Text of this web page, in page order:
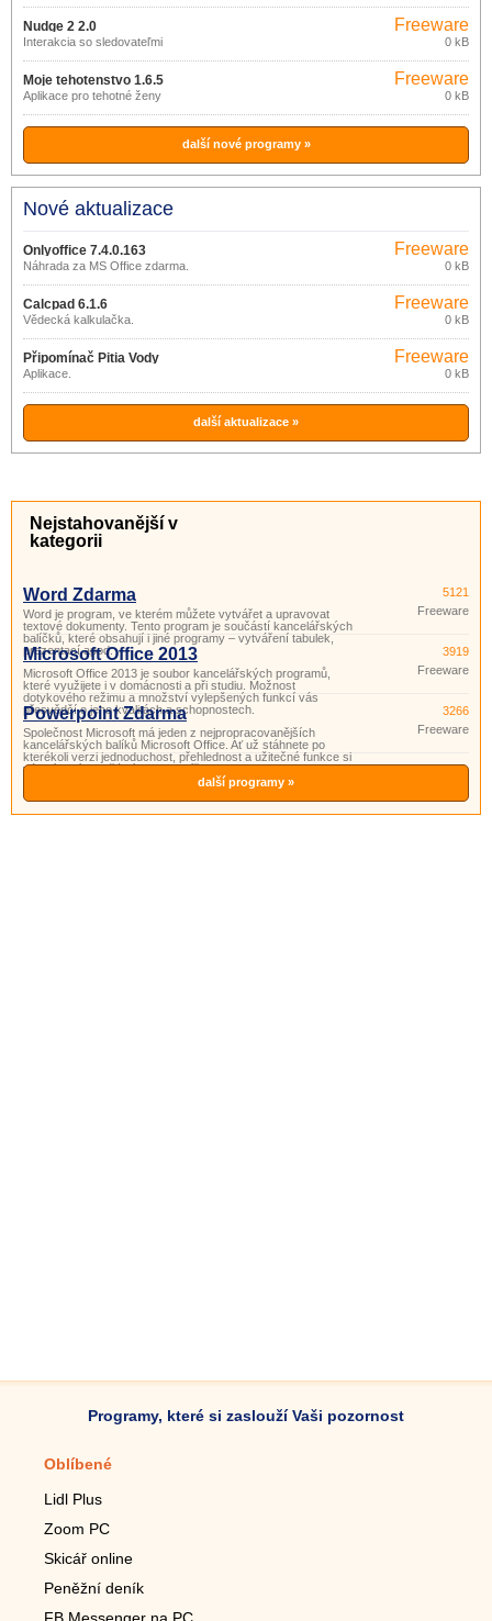
Nudge 2 2.0
Interakcia so sledovateľmi
Freeware
0 kB
Moje tehotenstvo 1.6.5
Aplikace pro tehotné ženy
Freeware
0 kB
další nové programy »
Nové aktualizace
Onlyoffice 7.4.0.163
Náhrada za MS Office zdarma.
Freeware
0 kB
Calcpad 6.1.6
Vědecká kalkulačka.
Freeware
0 kB
Připomínač Pitia Vody
Aplikace.
Freeware
0 kB
další aktualizace »
Nejstahovanější v
kategorii
Word Zdarma
Word je program, ve kterém můžete vytvářet a upravovat
textové dokumenty. Tento program je součástí kancelářských
balíčků, které obsahují i ​​jiné programy – vytváření tabulek,
prezentací apod.
5121
Freeware
Microsoft Office 2013
Microsoft Office 2013 je soubor kancelářských programů,
které využijete i v domácnosti a při studiu. Možnost
dotykového režimu a množství vylepšených funkcí vás
přesvědčí o jeho kvalitách a schopnostech.
3919
Freeware
Powerpoint Zdarma
Společnost Microsoft má jeden z nejpropracovanějších
kancelářských balíků Microsoft Office. Ať už stáhnete po
kterékoli verzi jednoduchost, přehlednost a užitečné funkce si
vás získají. Součástí tohoto balíčku je i program PowerPoint.
Powerpoint je program vhodný pro přípravu a prohlížení pr
3266
Freeware
další programy »
Programy, které si zaslouží Vaši pozornost
Oblíbené
Lidl Plus
Zoom PC
Skicář online
Peněžní deník